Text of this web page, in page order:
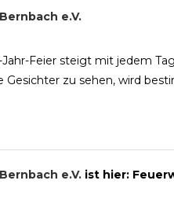
e.V.
Jahr-Feier steigt mit jedem
zu sehen, wird
e.V. ist hier: